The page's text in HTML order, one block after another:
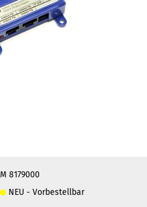
M 8179000
NEU - Vorbestellbar